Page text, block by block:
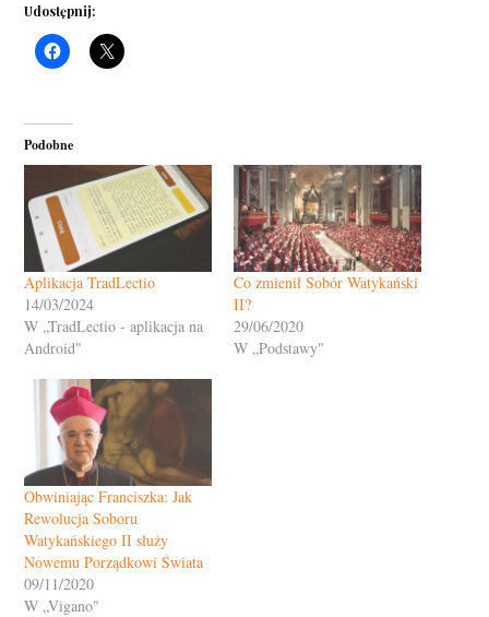
Udostępnij:
Podobne
Aplikacja TradLectio
14/03/2024
W „TradLectio - aplikacja na
Android"
Co zmienił Sobór Watykański
II?
29/06/2020
W „Podstawy"
Obwiniając Franciszka: Jak
Rewolucja Soboru
Watykańskiego II służy
Nowemu Porządkowi Świata
09/11/2020
W „Vigano"